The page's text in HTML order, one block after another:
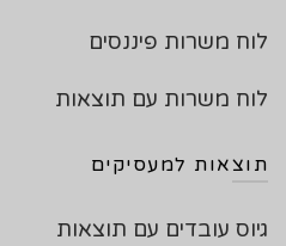
לוח משרות פיננסים
לוח משרות עם תוצאות
תוצאות למעסיקים
גיוס עובדים עם תוצאות